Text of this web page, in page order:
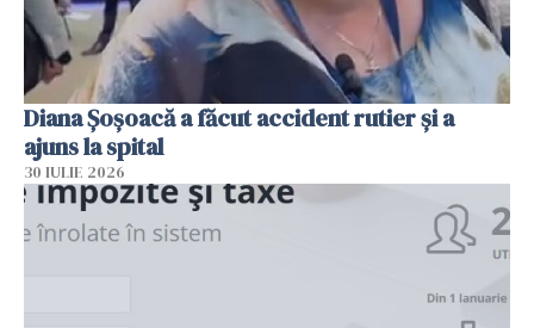
Diana Șoșoacă a făcut accident rutier și a
ajuns la spital
30 IULIE 2026